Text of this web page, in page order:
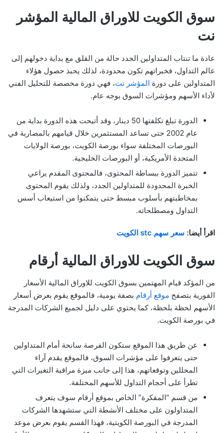
سوق الكويت للاوراق المالية المؤشر
نت
عادة ما تنتاب المتداولين الجدد حالة من القلق مع بداية دخولهم إلى
عالم التداول، فخبراتهم تكون محدودة، لذلك يحبذ حصول هؤلاء
المتداولين على دورة المؤشر نت، فهي دورة مخصصة للتحليل الفني
لأداء الأسهم ومؤشرات السوق بوجه عام.
الدورة تبلغ تكلفتها 50 دينار، وقد أتيحت هذه الدورة بداية من
عام 2002 حتى تساعد المستثمرين خلال قيامهم بالمضاربة في
البورصات المختلفة سواء بورصة الكويت، بورصة الولايات
المتحدة الأمريكية، أو البورصات الخليجية.
تتميز الدورة ببساطة المحتوى، فالمحتوى المقدم يراعي
الخبرة المحدودة للمتداولين الجدد، ولذلك يقوم المحتوى
بمخاطبتهم بأسلوب مبسط حتى يتمكنوا من استيعاب أسس
التداول ومصطلحاته.
اقرأ أيضا: سعر سهم stc الكويت
سوق الكويت للاوراق المالية أرقام
من المؤكد قيام المهتمين بسوق الكويت للاوراق المالية الأسعار
الفورية بتصفح موقع أرقام بصفة يومية، فالموقع يقوم بعرض أسعار
الأسهم لحظة بلحظة، كما يحتوي على دليل لجميع الشركات المدرجة
في بورصة الكويت.
عن طريق هذا الموقع ستكون الفرصة سانحة أمام المتداولين
حتى يتعرفوا على مؤشرات السوق، فالموقع يقدم آراء
المحللين وتوقعاتهم، هذا إلى جانب ميزة مراقبة التغيرات التي
تطرأ على أحجام التداول للأسهم المختلفة.
من قسم “المفكرة” الخاص بموقع أرقام سوف يتعرف
المتداولون على مختلف الأنشطة التي ستشهدها الشركات
المدرجة في البورصة الكويتية، فهذا القسم يقوم بعرض موعد